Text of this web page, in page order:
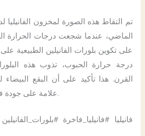
تم التقاط هذه الصورة لمخزون الفانيليا
الماضي، عندما شجعت درجات الحرارة
على تكوين بلورات الفانيلين الطبيعية
درجة حرارة الحبوب، تذوب هذه
القرن. هذا تأكيد على أن البقع
علامة على جودة فانيليا عالية استثنائية.